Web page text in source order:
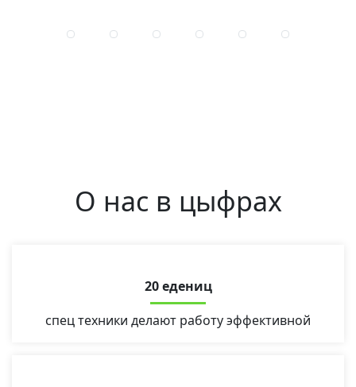
О нас в цыфрах
20 едениц
спец техники делают работу эффективной